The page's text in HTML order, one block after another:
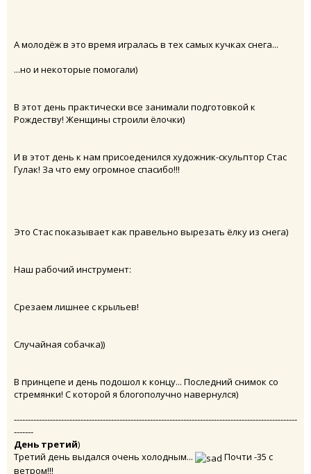
А молодёж в это время игралась в тех самых кучках снега...
...но и некоторые помогали)
В этот день практически все занимали подготовкой к
Рождеству! Женщины строили ёлочки)
И в этот день к нам присоеденился художник-скульптор Стас
Гулак! За что ему огромное спасибо!!!
Это Стас показывает как правельно вырезать ёлку из снега)
Наш рабочий инструмент:
Срезаем лишнее с крыльев!
Случайная собачка))
В принцепе и день подошол к концу... Последний снимок со
стремянки! С которой я блогополучно навернулся)
------------------------------------------------------------------------------------------------------
-------
День третий)
Третий день выдался очень холодным...
Почти -35 с
ветром!!!